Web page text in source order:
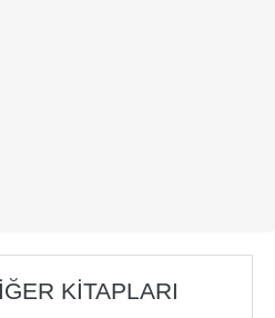
KITAPLARI